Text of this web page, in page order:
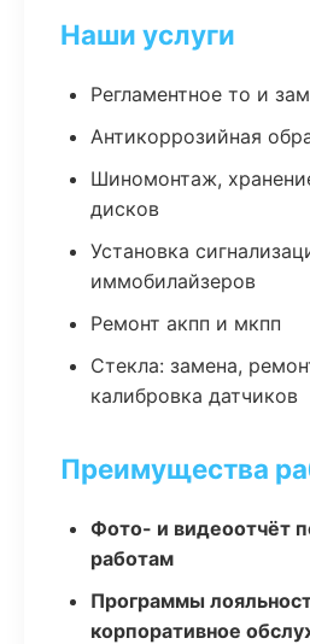
Наши услуги
Регламентное то и
Антикоррозийная
Шиномонтаж,
дисков
Установка
иммобилайзеров
Ремонт акпп и мкпп
Стекла: замена,
калибровка датчиков
Преимущества
Фото- и видеоотчёт
работам
Программы
корпоративное